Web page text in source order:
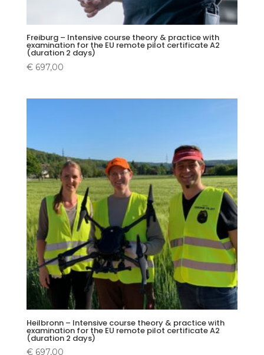
Freiburg – Intensive course theory & practice with
examination for the EU remote pilot certificate A2
(duration 2 days)
€697,00
Heilbronn – Intensive course theory & practice with
examination for the EU remote pilot certificate A2
(duration 2 days)
€697,00